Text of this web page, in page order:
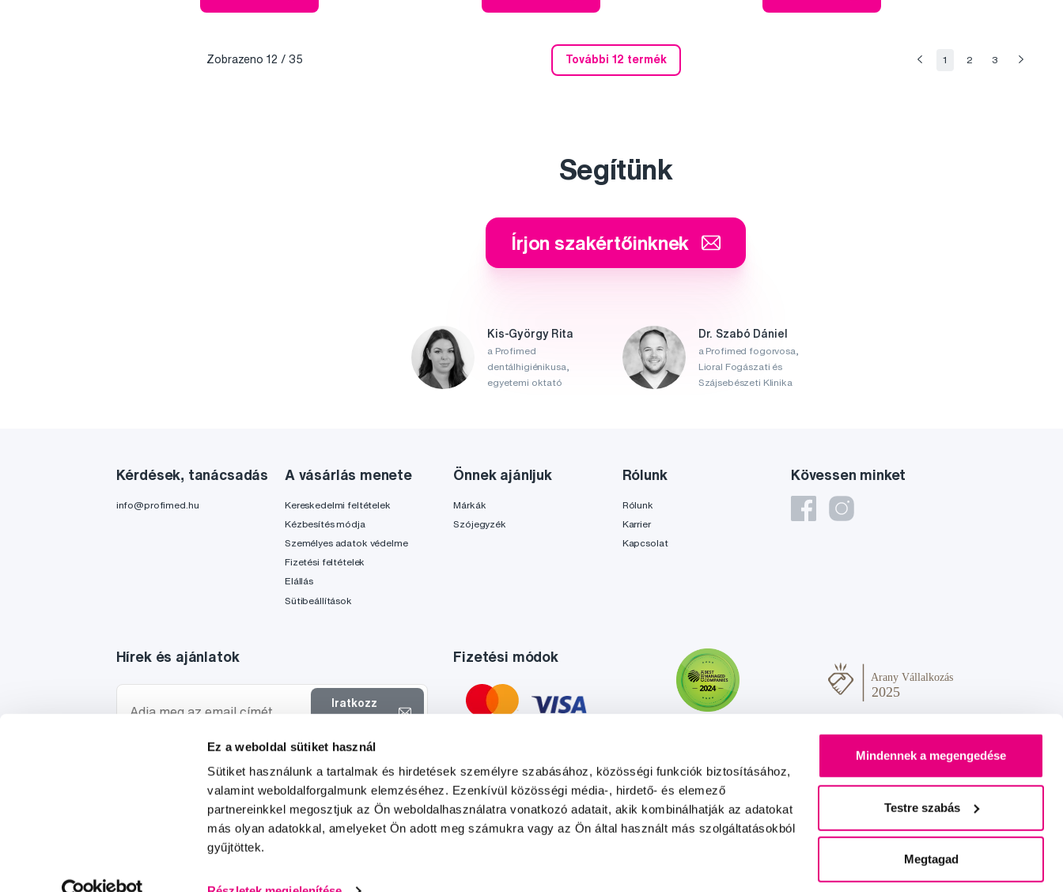
Ez a weboldal sütiket használ
Sütiket használunk a tartalmak és hirdetések személyre szabásához, közösségi funkciók biztosításához,
valamint weboldalforgalmunk elemzéséhez. Ezenkívül közösségi média-, hirdető- és elemező
partnereinkkel megosztjuk az Ön weboldalhasználatra vonatkozó adatait, akik kombinálhatják az adatokat
más olyan adatokkal, amelyeket Ön adott meg számukra vagy az Ön által használt más szolgáltatásokból
gyűjtöttek.
Mindennek a megengedése
Testre szabás
Megtagad
További 12 termék 1 2 3
Zobrazeno 12 / 35
Segítünk
Írjon szakértőinknek
Kis-György Rita
a Profimed
dentálhigiénikusa,
egyetemi oktató
Dr. Szabó Dániel
a Profimed fogorvosa,
Lioral Fogászati és
Szájsebészeti Klinika
Kövessen minket
Kérdések, tanácsadás
info@profimed.hu
A vásárlás menete
Kereskedelmi feltételek
Kézbesítés módja
Személyes adatok védelme
Fizetési feltételek
Elállás
Sütibeállítások
Önnek ajánljuk
Márkák
Szójegyzék
Rólunk
Rólunk
Karrier
Kapcsolat
Hírek és ajánlatok
Iratkozz
Szeretnék tájékoztatást kapni a hírekről és ajánlatokról és
egyetértek a személyes
adataim feldolgozásával
Fizetési módok